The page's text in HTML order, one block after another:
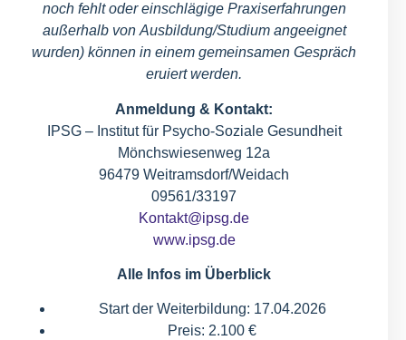
noch fehlt oder einschlägige Praxiserfahrungen
außerhalb von Ausbildung/Studium angeeignet
wurden) können in einem gemeinsamen Gespräch
eruiert werden.
Anmeldung & Kontakt:
IPSG – Institut für Psycho-Soziale Gesundheit
Mönchswiesenweg 12a
96479 Weitramsdorf/Weidach
09561/33197
Kontakt@ipsg.de
www.ipsg.de
Alle Infos im Überblick
Start der Weiterbildung: 17.04.2026
Preis: 2.100 €